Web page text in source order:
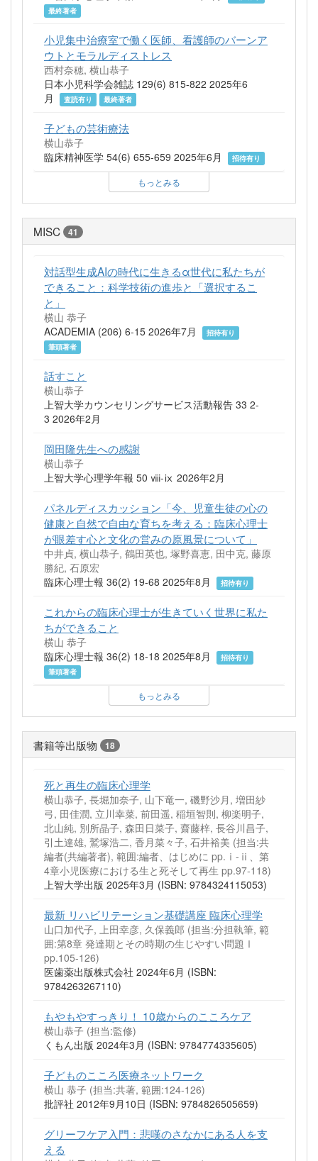
最終著者
小児集中治療室で働く医師、看護師のバーンア
ウトとモラルディストレス
西村奈穂, 横山恭子
日本小児科学会雑誌 129(6) 815-822 2025年6
月
査読有り 最終著者
子どもの芸術療法
横山恭子
臨床精神医学 54(6) 655-659 2025年6月
招待有り
もっとみる
MISC 41
対話型生成AIの時代に生きるα世代に私たちが
できること：科学技術の進歩と「選択するこ
と」
横山 恭子
ACADEMIA (206) 6-15 2026年7月
招待有り
筆頭著者
話すこと
横山恭子
上智大学カウンセリングサービス活動報告 33 2-
3 2026年2月
岡田隆先生への感謝
横山恭子
上智大学心理学年報 50 ⅷ-ⅸ 2026年2月
パネルディスカッション「今、児童生徒の心の
健康と自然で自由な育ちを考える：臨床心理士
が眼差す心と文化の営みの原風景について」
中井貞, 横山恭子, 鶴田英也, 塚野喜恵, 田中克, 藤原
勝紀, 石原宏
臨床心理士報 36(2) 19-68 2025年8月
招待有り
これからの臨床心理士が生きていく世界に私た
ちができること
横山 恭子
臨床心理士報 36(2) 18-18 2025年8月
招待有り
筆頭著者
もっとみる
書籍等出版物 18
死と再生の臨床心理学
横山恭子, 長堀加奈子, 山下竜一, 磯野沙月, 増田紗
弓, 田佳潤, 立川幸菜, 前田遥, 稲垣智則, 柳楽明子,
北山純, 別所晶子, 森田日菜子, 齋藤梓, 長谷川昌子,
引土達雄, 鷲塚浩二, 香月菜々子, 石井裕美 (担当:共
編者(共編著者), 範囲:編者、はじめに pp.ⅰ-ⅱ、第
4章小児医療における生と死そして再生 pp.97-118)
上智大学出版 2025年3月 (ISBN: 9784324115053)
最新 リハビリテーション基礎講座 臨床心理学
山口加代子, 上田幸彦, 久保義郎 (担当:分担執筆, 範
囲:第8章 発達期とその時期の生じやすい問題Ⅰ
pp.105-126)
医歯薬出版株式会社 2024年6月 (ISBN:
9784263267110)
もやもやすっきり！ 10歳からのこころケア
横山恭子 (担当:監修)
くもん出版 2024年3月 (ISBN: 9784774335605)
子どものこころ医療ネットワーク
横山 恭子 (担当:共著, 範囲:124-126)
批評社 2012年9月10日 (ISBN: 9784826505659)
グリーフケア入門：悲嘆のさなかにある人を支
える